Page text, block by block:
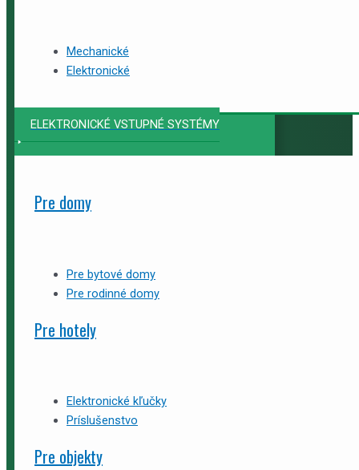
Mechanické
Elektronické
ELEKTRONICKÉ VSTUPNÉ SYSTÉMY
Pre domy
Pre bytové domy
Pre rodinné domy
Pre hotely
Elektronické kľučky
Príslušenstvo
Pre objekty